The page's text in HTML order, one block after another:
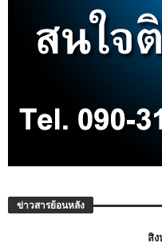
ข่าวสารย้อนหลัง
สิง